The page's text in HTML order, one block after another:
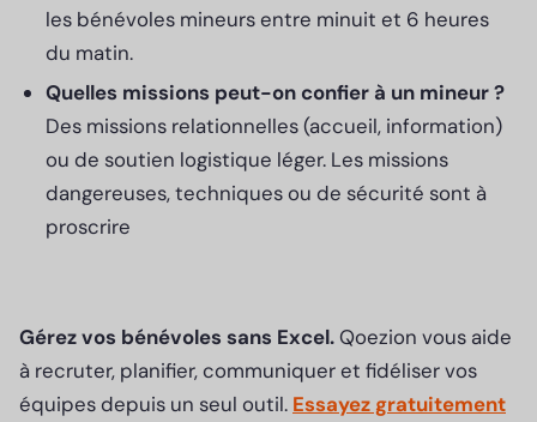
les bénévoles mineurs entre minuit et 6 heures
du matin.
Quelles missions peut-on confier à un mineur ?
Des missions relationnelles (accueil, information)
ou de soutien logistique léger. Les missions
dangereuses, techniques ou de sécurité sont à
proscrire
Gérez vos bénévoles sans Excel.Qoezion vous aide
à recruter, planifier, communiquer et fidéliser vos
équipes depuis un seul outil. Essayez gratuitement